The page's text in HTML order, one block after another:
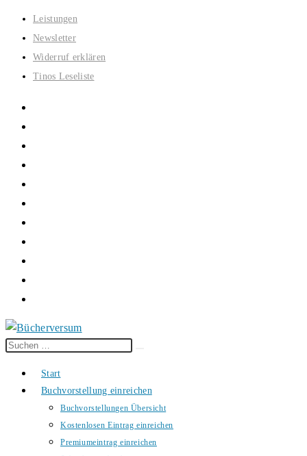
Zum
Inhalt
springen
Leistungen
Newsletter
Widerruf erklären
Tinos Leseliste
Diese
durchsuchen
Start
Buchvorstellung einreichen
Buchvorstellungen Übersicht
Kostenlosen Eintrag einreichen
Premiumeintrag einreichen